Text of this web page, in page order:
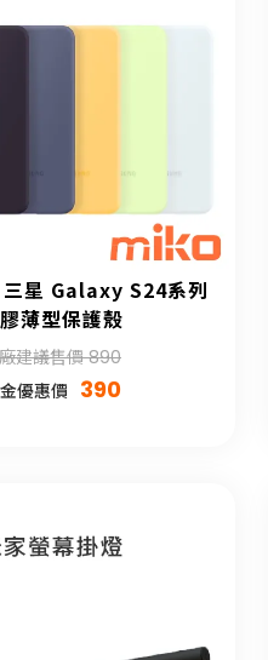
星 Galaxy S24系列
薄型保護殼
建議售價 890
優惠價 390